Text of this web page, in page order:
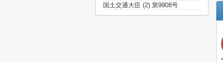
国土交通大臣 (2) 第9908号